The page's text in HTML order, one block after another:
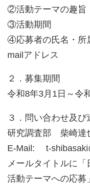
②活動テーマの趣旨
③活動期間
④応募者の氏名・所
mailアドレス
２．募集期間
令和8年3月1日～令
３．問い合わせ及び
研究調査部 柴崎達
E-Mail: t-
メールタイトルに
活動テーマへの応募